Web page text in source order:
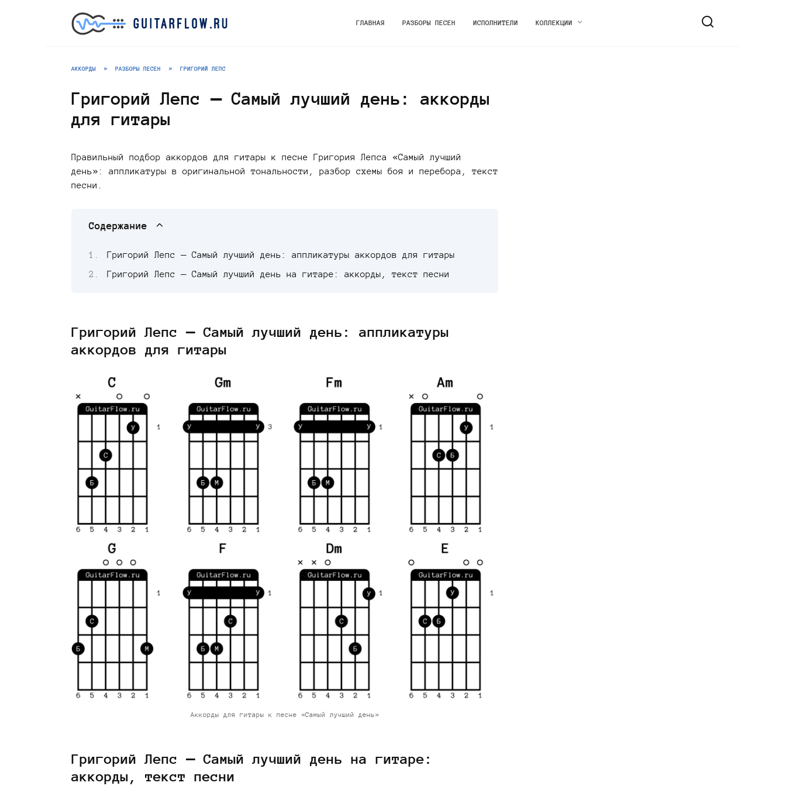
ГЛАВНАЯ РАЗБОРЫ ПЕСЕН ИСПОЛНИТЕЛИ КОЛЛЕКЦИИ
АККОРДЫ » РАЗБОРЫ ПЕСЕН » ГРИГОРИЙ ЛЕПС
Григорий Лепс — Самый лучший день: аккорды
для гитары
Правильный подбор аккордов для гитары к песне Григория Лепса «Самый лучший
день»: аппликатуры в оригинальной тональности, разбор схемы боя и перебора, текст
песни.
Содержание
Григорий Лепс — Самый лучший день: аппликатуры аккордов для гитары
Григорий Лепс — Самый лучший день на гитаре: аккорды, текст песни
Григорий Лепс — Самый лучший день: аппликатуры
аккордов для гитары
Аккорды для гитары к песне «Самый лучший день»
Григорий Лепс — Самый лучший день на гитаре:
аккорды, текст песни